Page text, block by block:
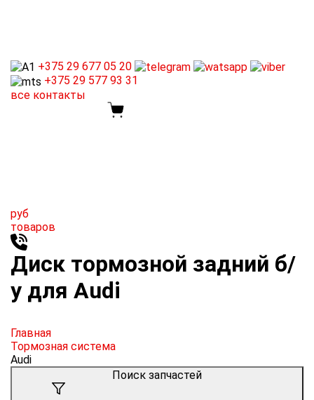
+375 29 677 05 20
+375 29 577 93 31
все контакты
руб
товаров
Диск тормозной задний б/
у для Audi
Главная
Тормозная система
Audi
Поиск запчастей